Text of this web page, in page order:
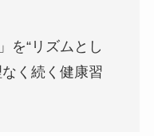
を“リズムとし
く続く健康習